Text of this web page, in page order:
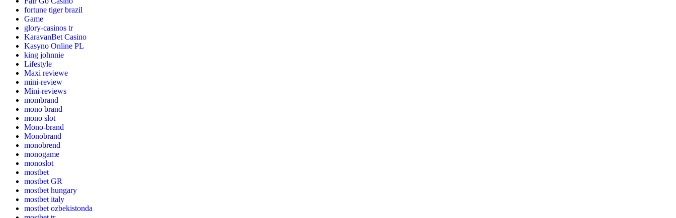
fortune tiger brazil
Game
glory-casinos tr
KaravanBet Casino
Kasyno Online PL
king johnnie
Lifestyle
Maxi reviewe
mini-review
Mini-reviews
mombrand
mono brand
mono slot
Mono-brand
Monobrand
monobrend
monogame
monoslot
mostbet
mostbet GR
mostbet hungary
mostbet italy
mostbet ozbekistonda